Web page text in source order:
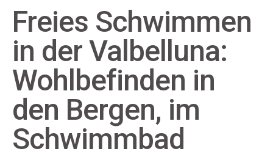
Freies Schwimmen
in der Valbelluna:
Wohlbefinden in
den Bergen, im
Schwimmbad